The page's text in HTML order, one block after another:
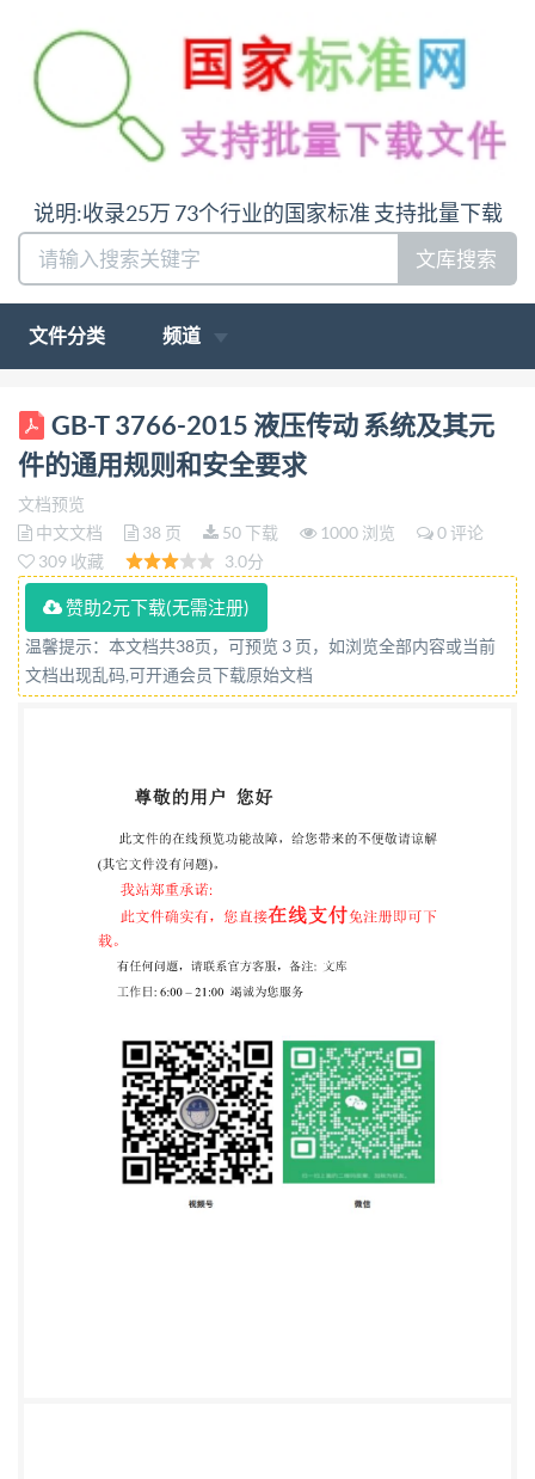
说明:收录25万 73个行业的国家标准 支持批量下载
文库搜索
文件分类 频道
ICS 23.100.01 J 20 中华人民共和国国家标准
GB/T3766—2015 代替GB/T3766—2001 液压传动 系
统及其元件的通用规则和安全要求
Hydraulicfluidpower- General rules and safety
requirements for systems and their components
(ISO4413:2010,MOD) 2015-12-31发布 2016-07-01实
施 中华人民共和国国家质量监督检验检疫总局 发布
中国国家标准化管理委员会 GB/T3766—2015 目 次
前言 引言 1范围 2规范性引用文件 3术语和定义 4 重大
元件和控制的特定要求 6安全要求的验证和验收测试·
21 7 使用信息 22 7.1一般要求· 22 7.2在固定式工业机
械中液压系统的最终信息……. 22 7.3维护和操作数据
22 7.4标志和识别 23 8标注说明· 24 附录A（资料性附
录） 重大危险一览表· 25 附录B（资料性附录） 用于
收集液压系统和元件数据的表格 27 参考文献 33
GB-T 3766-2015 液压传动 系统及其元
件的通用规则和安全要求
文档预览
中文文档
38 页 50 下载 1000 浏览
0 评论
309 收藏
3.0分
赞助2元下载(无需注册)
温馨提示：本文档共38页，可预览 3 页，如浏览全部内容或当前
文档出现乱码,可开通会员下载原始文档